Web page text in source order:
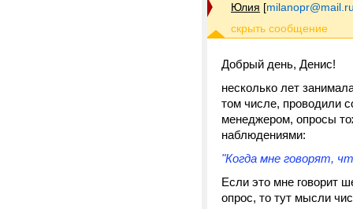
Юлия [
Добрый день, Денис!
несколько лет
том числе, проводили
менеджером, опросы
наблюдениями:
"Когда мне говорят,
Если это мне говорит
опрос, то тут мысли